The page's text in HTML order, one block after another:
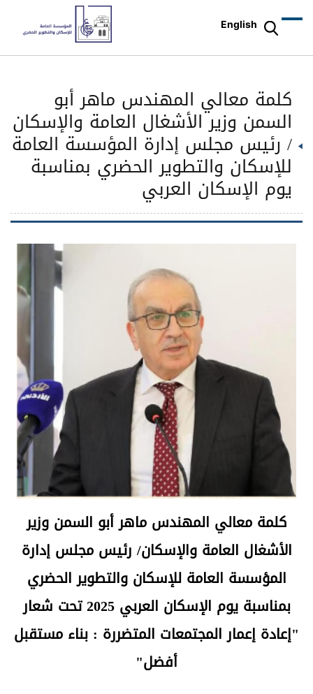
English
كلمة معالي المهندس ماهر أبو
السمن وزير الأشغال العامة والإسكان
/ رئيس مجلس إدارة المؤسسة العامة
للإسكان والتطوير الحضري بمناسبة
يوم الإسكان العربي
كلمة معالي المهندس ماهر أبو السمن وزير
الأشغال العامة والإسكان/ رئيس مجلس إدارة
المؤسسة العامة للإسكان والتطوير الحضري
بمناسبة يوم الإسكان العربي 2025 تحت شعار
"إعادة إعمار المجتمعات المتضررة : بناء مستقبل
أفضل"